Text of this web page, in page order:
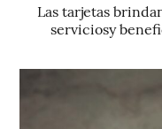
Las tarjetas
serviciosy